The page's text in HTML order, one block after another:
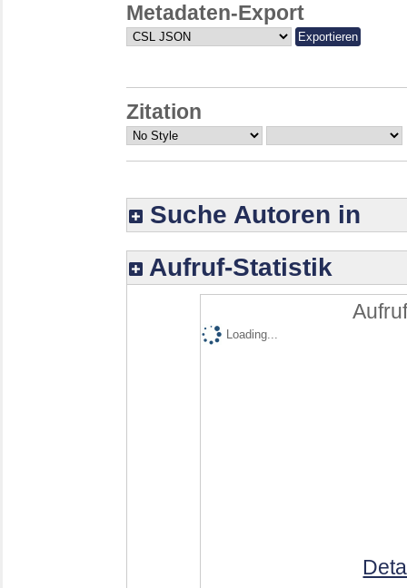
Metadaten-Export
Zitation
Suche Autoren in
Aufruf-Statistik
Loading...